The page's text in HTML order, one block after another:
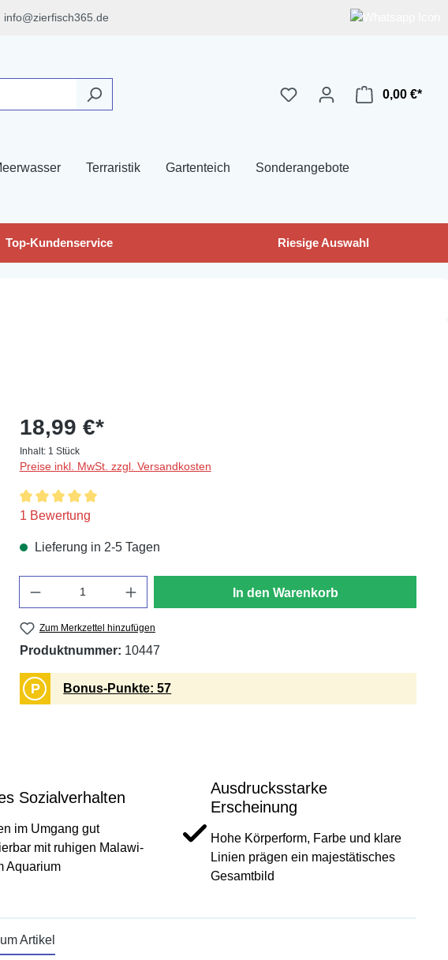
info@zierfisch365.de
0,00 €*
Terraristik Gartenteich Sonderangebote
Top-Kundenservice Riesige Auswahl
18,99 €*
Inhalt: 1 Stück
Preise inkl. MwSt. zzgl. Versandkosten
Durchschnittliche Bewertung von 5 von 5 Sternen
1 Bewertung
Lieferung in 2-5 Tagen
In den Warenkorb
Zum Merkzettel hinzufügen
Produktnummer: 10447
P Bonus-Punkte: 57
Sozialverhalten
im Umgang gut
mit ruhigen Malawi-
Aquarium
Ausdrucksstarke
Erscheinung
Hohe Körperform, Farbe und klare
Linien prägen ein majestätisches
Gesamtbild
Artikel